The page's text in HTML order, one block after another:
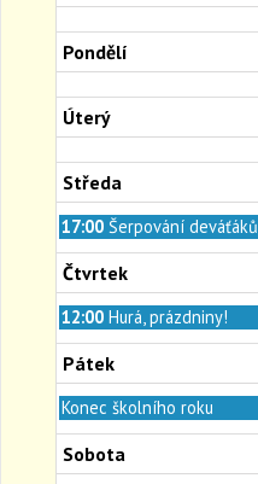
Pondělí
Úterý
Středa
Středa,
Červen
24th
2026
17:00 Šerpování deváťáků
Čtvrtek
Čtvrtek,
Červen
25th
2026
12:00 Hurá, prázdniny!
Pátek
Pátek,
Červen
26th
2026
Konec školního roku
Sobota